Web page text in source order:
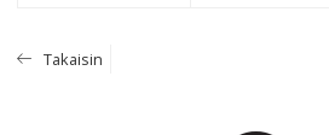
Takaisin